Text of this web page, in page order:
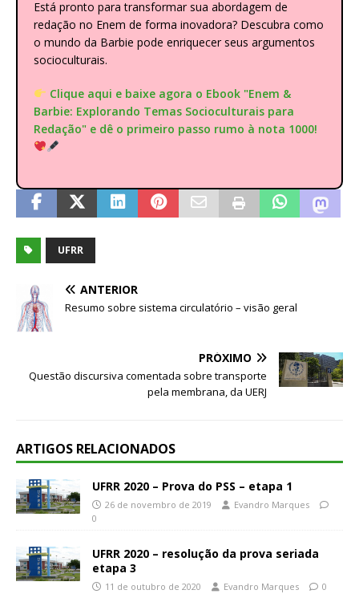
Está pronto para transformar sua abordagem de
redação no Enem de forma inovadora? Descubra como
o mundo da Barbie pode enriquecer seus argumentos
socioculturais.
Clique aqui e baixe agora o Ebook "Enem &
Barbie: Explorando Temas Socioculturais para
Redação" e dê o primeiro passo rumo à nota 1000!
UFRR
ANTERIOR
Resumo sobre sistema circulatório – visão geral
PRÓXIMO
Questão discursiva comentada sobre transporte
pela membrana, da UERJ
ARTIGOS RELACIONADOS
UFRR 2020 – Prova do PSS – etapa 1
26 de novembro de 2019
Evandro Marques
0
UFRR 2020 – resolução da prova seriada
etapa 3
11 de outubro de 2020 Evandro Marques 0